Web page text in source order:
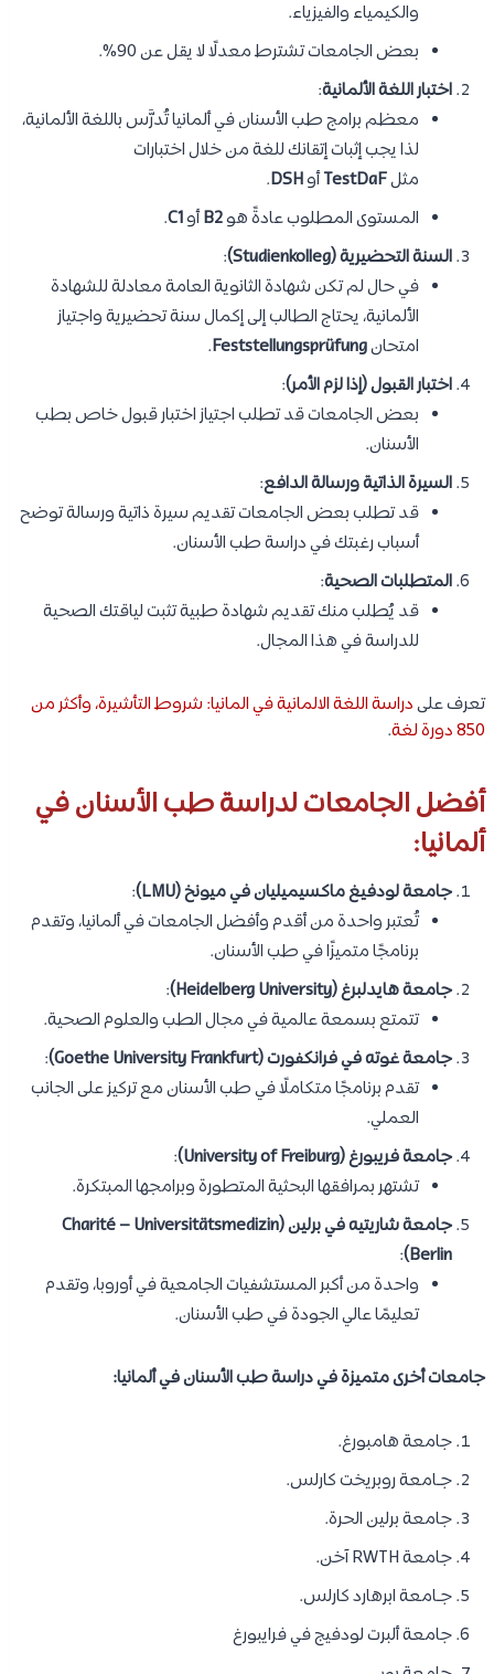
والكيمياء والفيزياء.
بعض الجامعات تشترط معدلًا لا يقل عن 90%.
اختبار اللغة الألمانية:
معظم برامج طب الأسنان في ألمانيا تُدرَّس باللغة الألمانية،
لذا يجب إثبات إتقانك للغة من خلال اختبارات
مثلTestDaFأوDSH
.
المستوى المطلوب عادةً هوB2أوC1
.
السنة التحضيرية (Studienkolleg)
:
في حال لم تكن شهادة الثانوية العامة معادلة للشهادة
الألمانية، يحتاج الطالب إلى إكمال سنة تحضيرية واجتياز
امتحانFeststellungsprüfung
.
اختبار القبول (إذا لزم الأمر):
بعض الجامعات قد تطلب اجتياز اختبار قبول خاص بطب
الأسنان.
السيرة الذاتية ورسالة الدافع:
قد تطلب بعض الجامعات تقديم سيرة ذاتية ورسالة توضح
أسباب رغبتك في دراسة طب الأسنان.
المتطلبات الصحية:
قد يُطلب منك تقديم شهادة طبية تثبت لياقتك الصحية
للدراسة في هذا المجال.
تعرف علىدراسة اللغة الالمانية في المانيا: شروط التأشيرة، وأكثر من
850 دورة لغة
.
أفضل الجامعات لدراسة طب الأسنان في
ألمانيا:
جامعة لودفيغ ماكسيميليان في ميونخ (LMU)
:
تُعتبر واحدة من أقدم وأفضل الجامعات في ألمانيا، وتقدم
برنامجًا متميزًا في طب الأسنان.
جامعة هايدلبرغ (Heidelberg University)
:
تتمتع بسمعة عالمية في مجال الطب والعلوم الصحية.
جامعة غوته في فرانكفورت (Goethe University Frankfurt)
:
تقدم برنامجًا متكاملًا في طب الأسنان مع تركيز على الجانب
العملي.
جامعة فريبورغ (University of Freiburg)
:
تشتهر بمرافقها البحثية المتطورة وبرامجها المبتكرة.
جامعة شاريتيه في برلين (Charité – Universitätsmedizin
Berlin)
:
واحدة من أكبر المستشفيات الجامعية في أوروبا، وتقدم
تعليمًا عالي الجودة في طب الأسنان.
جامعات أخرى متميزة في دراسة طب الأسنان في ألمانيا:
جامعة هامبورغ.
جـامعة روبريخت كارلس.
جامعة برلين الحرة.
جامعة RWTH آخن.
جـامعة ابرهارد كارلس.
جامعة ألبرت لودفيج في فرايبورغ